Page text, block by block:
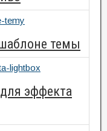
темы
эффекта